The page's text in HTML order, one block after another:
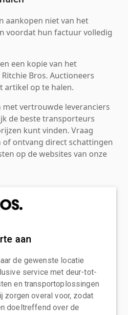
aankopen niet van het
voordat hun factuur volledig
een kopie van het
Bros. Auctioneers
artikel op te halen.
met vertrouwde leveranciers
de beste transporteurs
kunt vinden. Vraag
of ontvang direct schattingen
op de websites van onze
aan
de gewenste locatie
service met deur-tot-
en transportoplossingen
zorgen overal voor, zodat
doeltreffend over de